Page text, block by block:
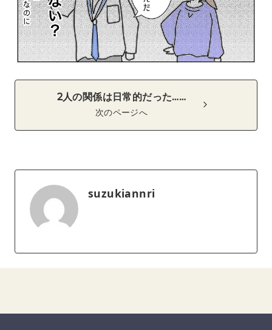
2人の関係は日常的だった……
次のページへ
suzukiannri